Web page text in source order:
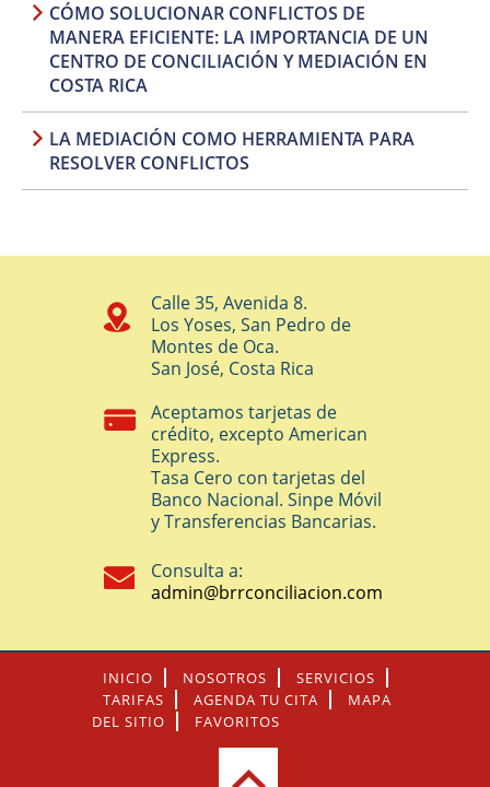
CÓMO SOLUCIONAR CONFLICTOS DE
MANERA EFICIENTE: LA IMPORTANCIA DE UN
CENTRO DE CONCILIACIÓN Y MEDIACIÓN EN
COSTA RICA
LA MEDIACIÓN COMO HERRAMIENTA PARA
RESOLVER CONFLICTOS
Calle 35, Avenida 8.
Los Yoses, San Pedro de
Montes de Oca.
San José, Costa Rica
Aceptamos tarjetas de
crédito, excepto American
Express.
Tasa Cero con tarjetas del
Banco Nacional. Sinpe Móvil
y Transferencias Bancarias.
Consulta a:
admin@brrconciliacion.com
INICIO NOSOTROS
SERVICIOS
TARIFAS
AGENDA TU CITA
MAPA
DEL SITIO
FAVORITOS